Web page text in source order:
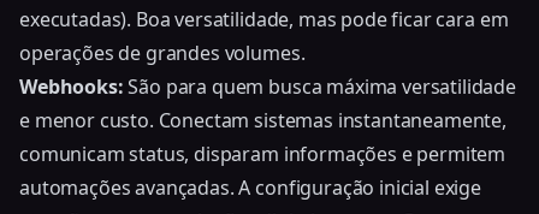
executadas). Boa versatilidade, mas pode ficar cara em
operações de grandes volumes.
Webhooks:São para quem busca máxima versatilidade
e menor custo. Conectam sistemas instantaneamente,
comunicam status, disparam informações e permitem
automações avançadas. A configuração inicial exige